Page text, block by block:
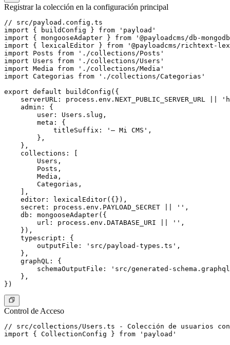
Registrar la colección en la configuración principal
// src/payload.config.ts
import { buildConfig } from 'payload'
import { mongooseAdapter } from '@payloadcms/db-
import { lexicalEditor } from '@payloadcms/richtext-
import Posts from './collections/Posts'
import Users from './collections/Users'
import Media from './collections/Media'
import Categorias from './collections/Categorias'
export default buildConfig({
serverURL: process.env.NEXT_PUBLIC_SERVER_URL ||
    admin: {
        user: Users.slug,
        meta: {
            titleSuffix: '— Mi CMS',
        },
    },
    collections: [
        Users,
        Posts,
        Media,
        Categorias,
    ],
    editor: lexicalEditor({}),
    secret: process.env.PAYLOAD_SECRET || '',
    db: mongooseAdapter({
        url: process.env.DATABASE_URI || '',
    }),
    typescript: {
        outputFile: 'src/payload-types.ts',
    },
    graphQL: {
schemaOutputFile: 'src/generated-
    },
Control de Acceso
// src/collections/Users.ts - Colección de usuarios
import { CollectionConfig } from 'payload'